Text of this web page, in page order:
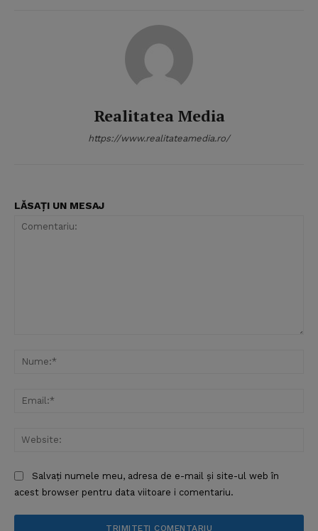
Realitatea Media
https://www.realitateamedia.ro/
LĂSAȚI UN MESAJ
Salvați numele meu, adresa de e-mail și site-ul web în
acest browser pentru data viitoare i comentariu.